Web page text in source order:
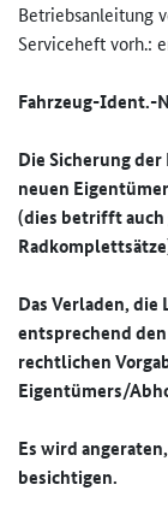
Betriebsanleitung
Serviceheft vorh.:
Fahrzeug-Ident.-
Die Sicherung
neuen
(dies betrifft auch
Das Verladen,
entsprechend den
rechtlichen
Eigentümers/
Es wird
besichtigen.